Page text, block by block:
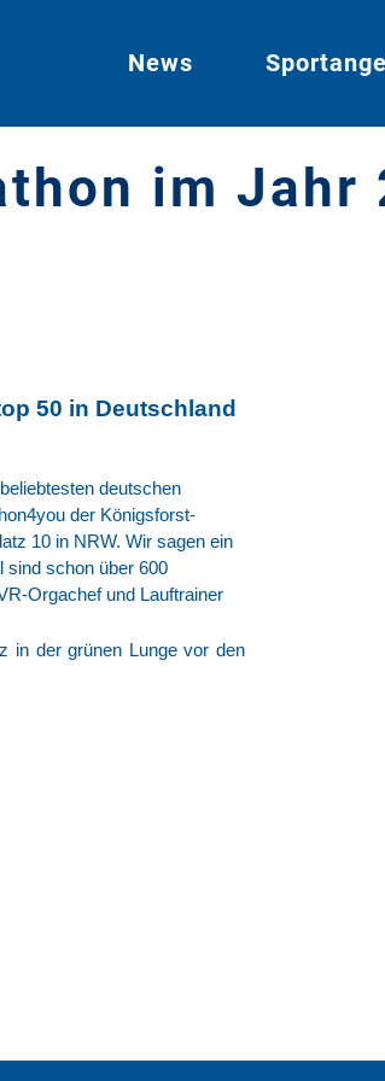
News
im Jahr
50 in Deutschland
deutschen
der Königsforst-
10 in NRW. Wir sagen ein
sind schon über 600
Orgachef und Lauftrainer
der grünen Lunge vor den